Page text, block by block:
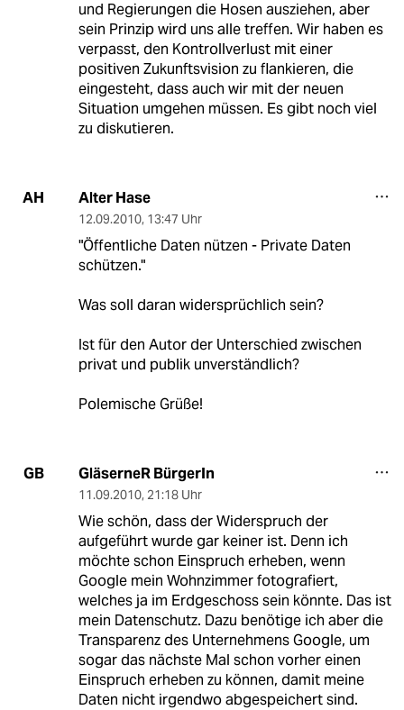
und Regierungen die Hosen ausziehen, aber
sein Prinzip wird uns alle treffen. Wir haben es
verpasst, den Kontrollverlust mit einer
positiven Zukunftsvision zu flankieren, die
eingesteht, dass auch wir mit der neuen
Situation umgehen müssen. Es gibt noch viel
zu diskutieren.
AH Alter Hase
12.09.2010, 13:47 Uhr
"Öffentliche Daten nützen - Private Daten
schützen."
Was soll daran widersprüchlich sein?
Ist für den Autor der Unterschied zwischen
privat und publik unverständlich?
Polemische Grüße!
GB GläserneR BürgerIn
11.09.2010, 21:18 Uhr
Wie schön, dass der Widerspruch der
aufgeführt wurde gar keiner ist. Denn ich
möchte schon Einspruch erheben, wenn
Google mein Wohnzimmer fotografiert,
welches ja im Erdgeschoss sein könnte. Das ist
mein Datenschutz. Dazu benötige ich aber die
Transparenz des Unternehmens Google, um
sogar das nächste Mal schon vorher einen
Einspruch erheben zu können, damit meine
Daten nicht irgendwo abgespeichert sind.